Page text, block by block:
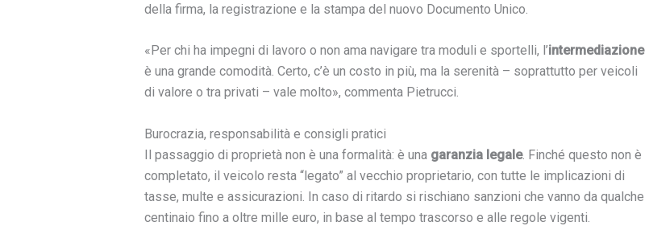
della firma, la registrazione e la stampa del nuovo Documento Unico.
«Per chi ha impegni di lavoro o non ama navigare tra moduli e sportelli, l’intermediazione
è una grande comodità. Certo, c’è un costo in più, ma la serenità – soprattutto per veicoli
di valore o tra privati – vale molto», commenta Pietrucci.
Burocrazia, responsabilità e consigli pratici
Il passaggio di proprietà non è una formalità: è una garanzia legale. Finché questo non è
completato, il veicolo resta “legato” al vecchio proprietario, con tutte le implicazioni di
tasse, multe e assicurazioni. In caso di ritardo si rischiano sanzioni che vanno da qualche
centinaio fino a oltre mille euro, in base al tempo trascorso e alle regole vigenti.